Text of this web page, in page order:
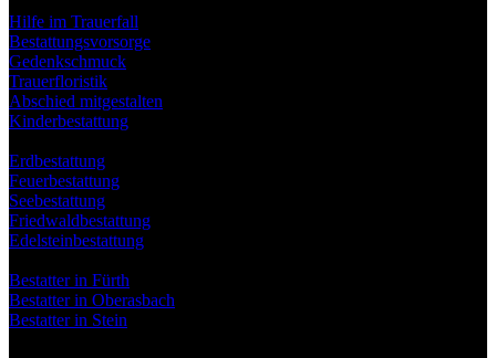
Hilfe im Trauerfall
Bestattungsvorsorge
Gedenkschmuck
Trauerfloristik
Abschied mitgestalten
Kinderbestattung
Erdbestattung
Feuerbestattung
Seebestattung
Friedwaldbestattung
Edelsteinbestattung
Bestatter in Fürth
Bestatter in Oberasbach
Bestatter in Stein